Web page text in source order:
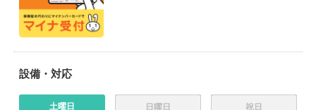
設備・対応
土曜日 日曜日 祝日